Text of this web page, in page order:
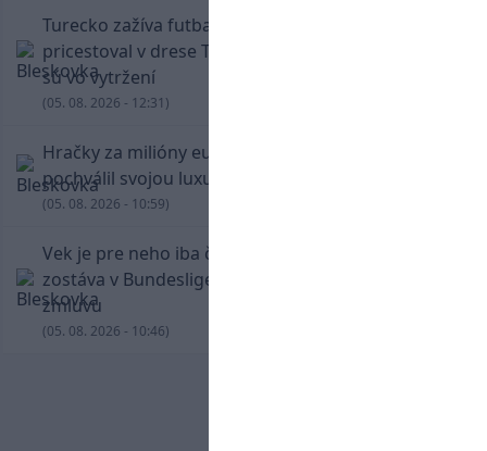
Turecko zažíva futbalové šialenstvo! Salah
pricestoval v drese Trabzonsporu, fanúšikovia
sú vo vytržení
(05. 08. 2026 - 12:31)
Hračky za milióny eur! Cristiano Ronaldo sa
pochválil svojou luxusnou zbierkou áut
(05. 08. 2026 - 10:59)
Vek je pre neho iba číslo! Štyridsaťročný Džeko
zostáva v Bundeslige, so Schalke predĺžil
zmluvu
(05. 08. 2026 - 10:46)